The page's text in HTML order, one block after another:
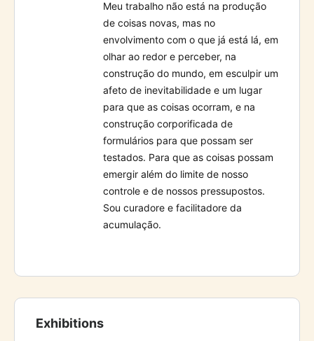
Meu trabalho não está na produção
de coisas novas, mas no
envolvimento com o que já está lá, em
olhar ao redor e perceber, na
construção do mundo, em esculpir um
afeto de inevitabilidade e um lugar
para que as coisas ocorram, e na
construção corporificada de
formulários para que possam ser
testados. Para que as coisas possam
emergir além do limite de nosso
controle e de nossos pressupostos.
Sou curadore e facilitadore da
acumulação.
Exhibitions